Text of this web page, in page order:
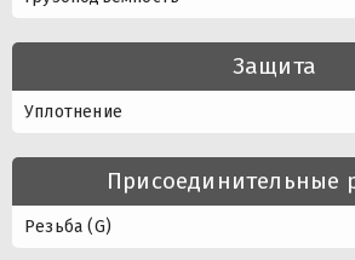
Защита
Уплотнение
Присоединительные
Резьба (G)